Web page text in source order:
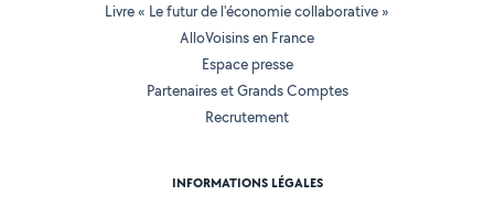
Livre « Le futur de l'économie collaborative »
AlloVoisins en France
Espace presse
Partenaires et Grands Comptes
Recrutement
INFORMATIONS LÉGALES